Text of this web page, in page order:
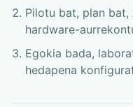
Pilotu bat, plan
hardware-
Egokia bada,
hedapena